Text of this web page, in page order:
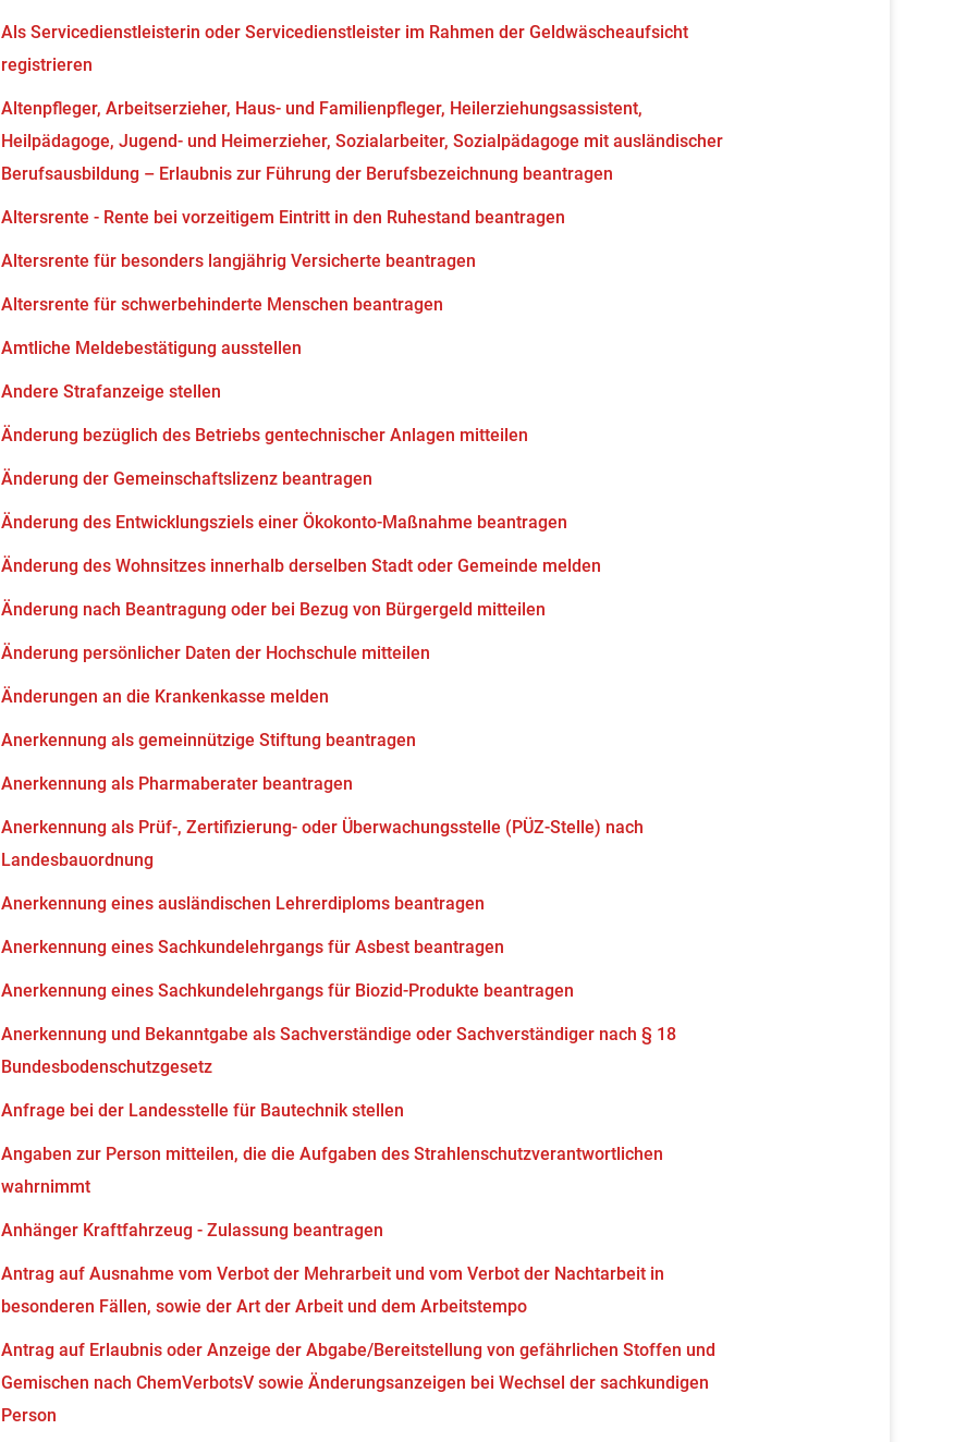
Als Servicedienstleisterin oder Servicedienstleister im Rahmen der Geldwäscheaufsicht
registrieren
Altenpfleger, Arbeitserzieher, Haus- und Familienpfleger, Heilerziehungsassistent,
Heilpädagoge, Jugend- und Heimerzieher, Sozialarbeiter, Sozialpädagoge mit ausländischer
Berufsausbildung – Erlaubnis zur Führung der Berufsbezeichnung beantragen
Altersrente - Rente bei vorzeitigem Eintritt in den Ruhestand beantragen
Altersrente für besonders langjährig Versicherte beantragen
Altersrente für schwerbehinderte Menschen beantragen
Amtliche Meldebestätigung ausstellen
Andere Strafanzeige stellen
Änderung bezüglich des Betriebs gentechnischer Anlagen mitteilen
Änderung der Gemeinschaftslizenz beantragen
Änderung des Entwicklungsziels einer Ökokonto-Maßnahme beantragen
Änderung des Wohnsitzes innerhalb derselben Stadt oder Gemeinde melden
Änderung nach Beantragung oder bei Bezug von Bürgergeld mitteilen
Änderung persönlicher Daten der Hochschule mitteilen
Änderungen an die Krankenkasse melden
Anerkennung als gemeinnützige Stiftung beantragen
Anerkennung als Pharmaberater beantragen
Anerkennung als Prüf-, Zertifizierung- oder Überwachungsstelle (PÜZ-Stelle) nach
Landesbauordnung
Anerkennung eines ausländischen Lehrerdiploms beantragen
Anerkennung eines Sachkundelehrgangs für Asbest beantragen
Anerkennung eines Sachkundelehrgangs für Biozid-Produkte beantragen
Anerkennung und Bekanntgabe als Sachverständige oder Sachverständiger nach § 18
Bundesbodenschutzgesetz
Anfrage bei der Landesstelle für Bautechnik stellen
Angaben zur Person mitteilen, die die Aufgaben des Strahlenschutzverantwortlichen
wahrnimmt
Anhänger Kraftfahrzeug - Zulassung beantragen
Antrag auf Ausnahme vom Verbot der Mehrarbeit und vom Verbot der Nachtarbeit in
besonderen Fällen, sowie der Art der Arbeit und dem Arbeitstempo
Antrag auf Erlaubnis oder Anzeige der Abgabe/Bereitstellung von gefährlichen Stoffen und
Gemischen nach ChemVerbotsV sowie Änderungsanzeigen bei Wechsel der sachkundigen
Person